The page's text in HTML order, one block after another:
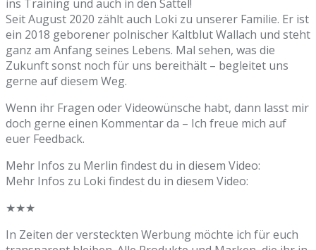
ins Training und auch in den Sattel!
Seit August 2020 zählt auch Loki zu unserer Familie. Er ist
ein 2018 geborener polnischer Kaltblut Wallach und steht
ganz am Anfang seines Lebens. Mal sehen, was die
Zukunft sonst noch für uns bereithält – begleitet uns
gerne auf diesem Weg.
Wenn ihr Fragen oder Videowünsche habt, dann lasst mir
doch gerne einen Kommentar da – Ich freue mich auf
euer Feedback.
Mehr Infos zu Merlin findest du in diesem Video:
Mehr Infos zu Loki findest du in diesem Video:
★★★
In Zeiten der versteckten Werbung möchte ich für euch